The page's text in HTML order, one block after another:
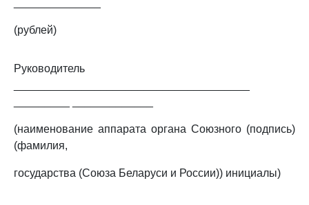
(рублей)
Руководитель
(наименование аппарата органа Союзного (подпись)
(фамилия,
государства (Союза Беларуси и России)) инициалы)